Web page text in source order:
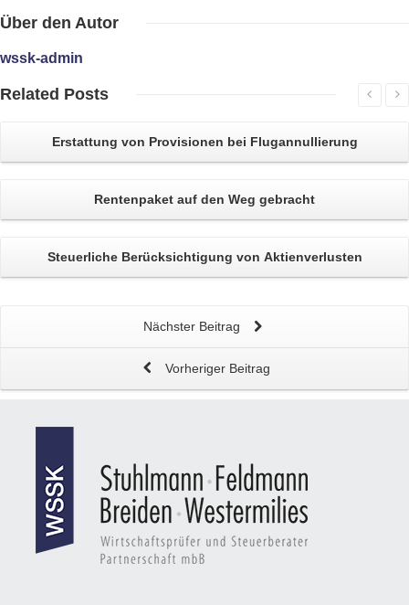
Über den Autor
wssk-admin
Related Posts
Erstattung von Provisionen bei Flugannullierung
Rentenpaket auf den Weg gebracht
Steuerliche Berücksichtigung von Aktienverlusten
Nächster Beitrag
Vorheriger Beitrag